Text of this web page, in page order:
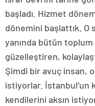
başladı. Hizmet
dönemini başlattık. O
yanında bütün toplum
güzelleştiren,
Şimdi bir avuç insan,
istiyorlar. İstanbul’un
kendilerini aksın